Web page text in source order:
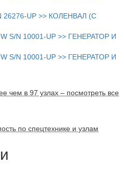
26276-UP >> КОЛЕНВАЛ (С
S/N 10001-UP >> ГЕНЕРАТОР И
S/N 10001-UP >> ГЕНЕРАТОР И
чем в 97 узлах – посмотреть все
по спецтехнике и узлам